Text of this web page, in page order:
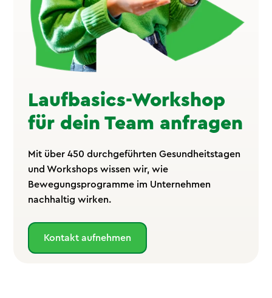
Laufbasics-Workshop
für dein Team anfragen
Mit über 450 durchgeführten Gesundheitstagen
und Workshops wissen wir, wie
Bewegungsprogramme im Unternehmen
nachhaltig wirken.
Kontakt aufnehmen